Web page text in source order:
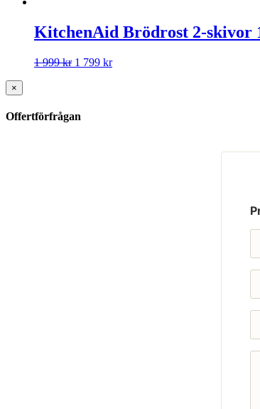
KitchenAid Brödrost 2-skivor
1 999kr 1 799 kr
×
Offertförfrågan